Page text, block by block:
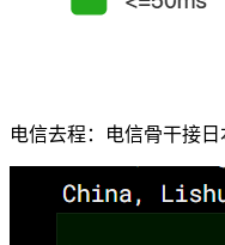
电信去程：电信骨干接